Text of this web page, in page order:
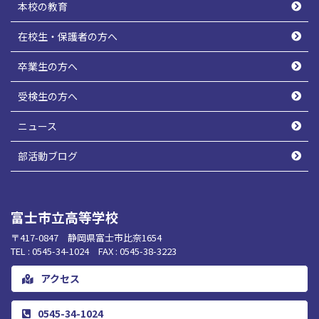
本校の教育
在校生・保護者の方へ
卒業生の方へ
受検生の方へ
ニュース
部活動ブログ
富士市立高等学校
〒417-0847 静岡県富士市比奈1654
TEL : 0545-34-1024 FAX : 0545-38-3223
アクセス
0545-34-1024